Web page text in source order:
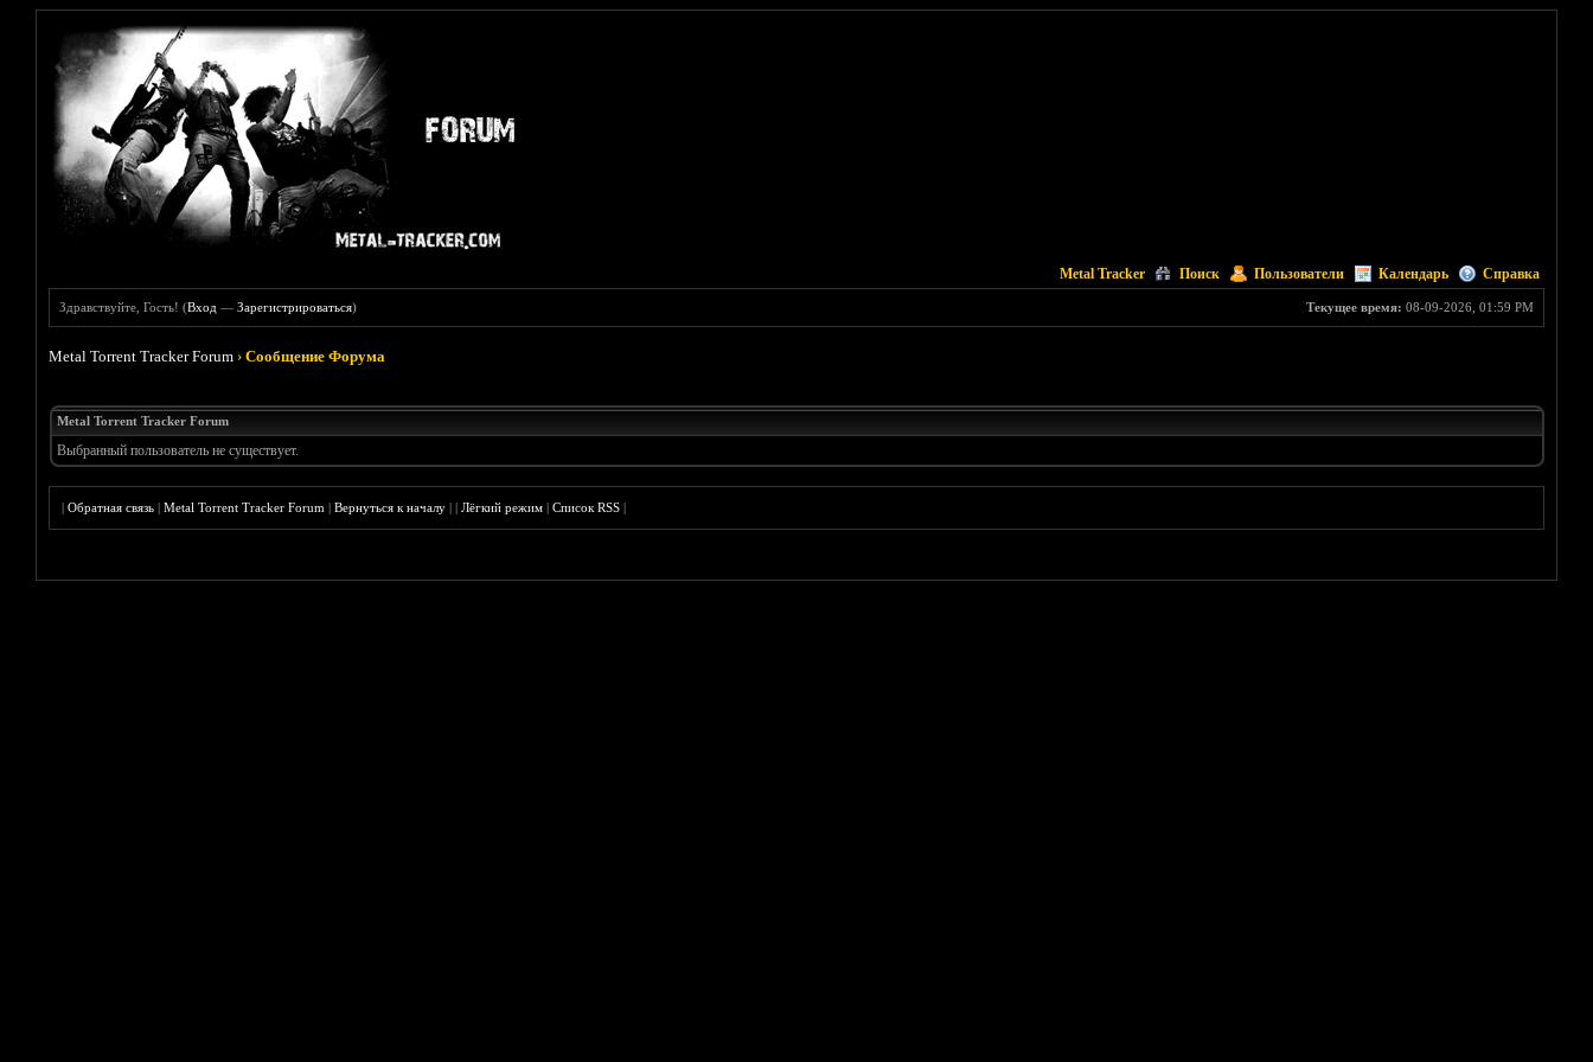
Metal Tracker Поиск Пользователи Календарь Справка
Текущее время: 08-09-2026, 01:59 PM
Здравствуйте, Гость! (Вход —Зарегистрироваться)
Metal Torrent Tracker Forum ›Сообщение Форума
Metal Torrent Tracker Forum
Выбранный пользователь не существует.
|Обратная связь |Metal Torrent Tracker Forum |Вернуться к началу ||Лёгкий режим |Список RSS |